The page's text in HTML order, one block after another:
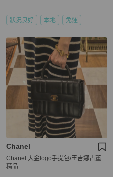
狀況良好 本地 免運
Chanel
Chanel 大金logo手提包/王吉娜古董
精品